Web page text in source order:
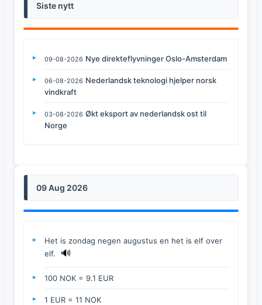
Siste nytt
09-08-2026 Nye direkteflyvninger Oslo-Amsterdam
06-08-2026 Nederlandsk teknologi hjelper norsk
vindkraft
03-08-2026 Økt eksport av nederlandsk ost til
Norge
09 Aug 2026
Het is zondag negen augustus en het is elf over
elf.
🔊
100 NOK = 9.1 EUR
1 EUR = 11 NOK